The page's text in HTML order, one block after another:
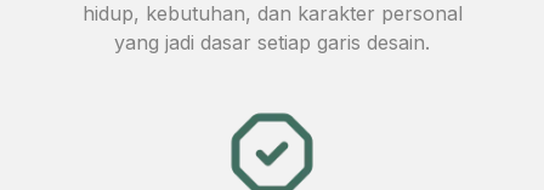
hidup, kebutuhan, dan karakter personal
yang jadi dasar setiap garis desain.